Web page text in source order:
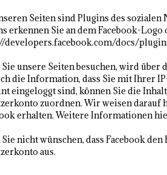
Seiten sind Plugins des sozialen
erkennen Sie an dem Facebook-
developers.facebook.com/docs/
Sie unsere Seiten besuchen, wird
die Information, dass Sie mit Ihrer
eingeloggt sind, können Sie die
zuordnen. Wir weisen darauf
erhalten. Weitere Informationen
Sie nicht wünschen, dass Facebook
aus.